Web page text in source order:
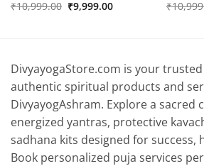
₹10,999.00 Original
price
₹9,999.00Current
₹
DivyayogaStore.com is your
authentic spiritual products and
DivyayogAshram. Explore a sacred
energized yantras, protective
sadhana kits designed for success,
Book personalized puja services